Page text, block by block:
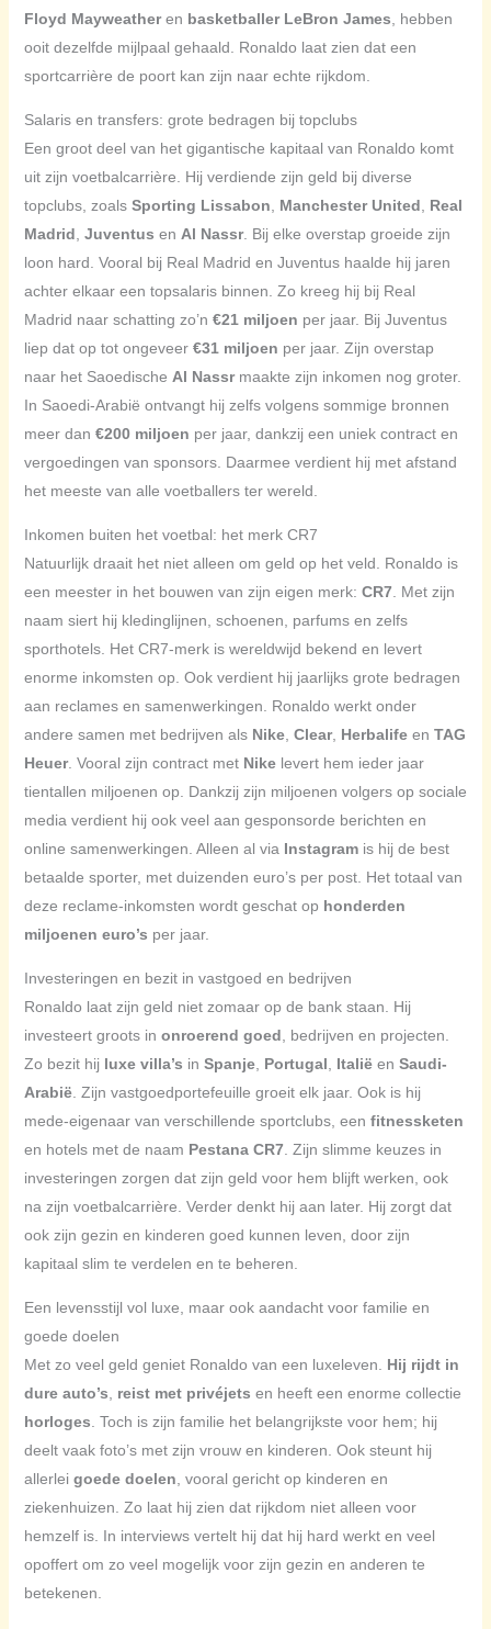
Floyd Mayweatheren basketballer LeBron James , hebben
ooit dezelfde mijlpaal gehaald. Ronaldo laat zien dat een
sportcarrière de poort kan zijn naar echte rijkdom.
Salaris en transfers: grote bedragen bij topclubs
Een groot deel van het gigantische kapitaal van Ronaldo komt
uit zijn voetbalcarrière. Hij verdiende zijn geld bij diverse
topclubs, zoals Sporting Lissabon Manchester United
Real
Madrid Juventus en Al Nassr. Bij elke overstap groeide zijn
loon hard. Vooral bij Real Madrid en Juventus haalde hij jaren
achter elkaar een topsalaris binnen. Zo kreeg hij bij Real
Madrid naar schatting zo’n €21 miljoen per jaar. Bij Juventus
liep dat op tot ongeveer €31 miljoen per jaar. Zijn overstap
naar het Saoedische Al Nassrmaakte zijn inkomen nog groter.
In Saoedi-Arabië ontvangt hij zelfs volgens sommige bronnen
meer dan €200 miljoen per jaar, dankzij een uniek contract en
vergoedingen van sponsors. Daarmee verdient hij met afstand
het meeste van alle voetballers ter wereld.
Inkomen buiten het voetbal: het merk CR7
Natuurlijk draait het niet alleen om geld op het veld. Ronaldo is
een meester in het bouwen van zijn eigen merk: CR7 . Met zijn
naam siert hij kledinglijnen, schoenen, parfums en zelfs
sporthotels. Het CR7-merk is wereldwijd bekend en levert
enorme inkomsten op. Ook verdient hij jaarlijks grote bedragen
aan reclames en samenwerkingen. Ronaldo werkt onder
andere samen met bedrijven als Nike, Clear, Herbalifeen TAG
Heuer. Vooral zijn contract met Nikelevert hem ieder jaar
tientallen miljoenen op. Dankzij zijn miljoenen volgers op sociale
media verdient hij ook veel aan gesponsorde berichten en
online samenwerkingen. Alleen al via Instagramis hij de best
betaalde sporter, met duizenden euro’s per post. Het totaal van
deze reclame-inkomsten wordt geschat op honderden
miljoenen euro’s per jaar.
Investeringen en bezit in vastgoed en bedrijven
Ronaldo laat zijn geld niet zomaar op de bank staan. Hij
investeert groots in onroerend goed , bedrijven en projecten.
Zo bezit hij luxe villa’s in Spanje, Portugal Italiëen Saudi-
Arabië. Zijn vastgoedportefeuille groeit elk jaar. Ook is hij
mede-eigenaar van verschillende sportclubs, een fitnessketen
en hotels met de naam Pestana CR7 . Zijn slimme keuzes in
investeringen zorgen dat zijn geld voor hem blijft werken, ook
na zijn voetbalcarrière. Verder denkt hij aan later. Hij zorgt dat
ook zijn gezin en kinderen goed kunnen leven, door zijn
kapitaal slim te verdelen en te beheren.
Een levensstijl vol luxe, maar ook aandacht voor familie en
goede doelen
Met zo veel geld geniet Ronaldo van een luxeleven. Hij rijdt in
dure auto’s
reist met privéjets en heeft een enorme collectie
horloges . Toch is zijn familie het belangrijkste voor hem; hij
deelt vaak foto’s met zijn vrouw en kinderen. Ook steunt hij
allerlei goede doelen , vooral gericht op kinderen en
ziekenhuizen. Zo laat hij zien dat rijkdom niet alleen voor
hemzelf is. In interviews vertelt hij dat hij hard werkt en veel
opoffert om zo veel mogelijk voor zijn gezin en anderen te
betekenen.